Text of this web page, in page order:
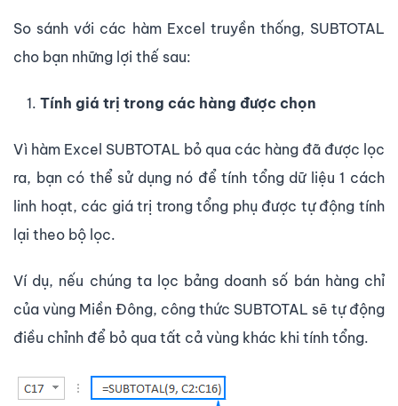
So sánh với các hàm Excel truyền thống, SUBTOTAL
cho bạn những lợi thế sau:
Tính giá trị trong các hàng được chọn
Vì hàm Excel SUBTOTAL bỏ qua các hàng đã được lọc
ra, bạn có thể sử dụng nó để tính tổng dữ liệu 1 cách
linh hoạt, các giá trị trong tổng phụ được tự động tính
lại theo bộ lọc.
Ví dụ, nếu chúng ta lọc bảng doanh số bán hàng chỉ
của vùng Miền Đông, công thức SUBTOTAL sẽ tự động
điều chỉnh để bỏ qua tất cả vùng khác khi tính tổng.